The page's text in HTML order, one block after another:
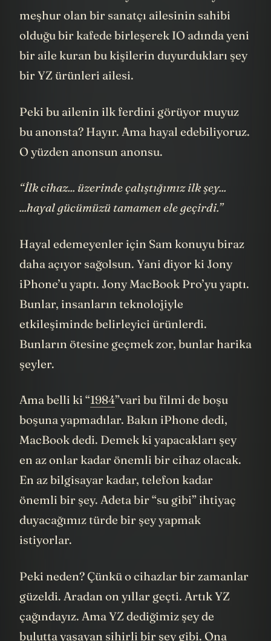
ürünleri ailesi.” Mafya ailesi filmleriyle
meşhur olan bir sanatçı ailesinin sahibi
olduğu bir kafede birleşerek IO adında yeni
bir aile kuran bu kişilerin duyurdukları şey
Peki bu ailenin ilk ferdini görüyor muyuz
bu anonsta? Hayır. Ama hayal edebiliyoruz.
“İlk cihaz... üzerinde çalıştığımız ilk şey...
Hayal edemeyenler için Sam konuyu biraz
daha açıyor sağolsun. Yani diyor ki Jony
iPhone’u yaptı. Jony MacBook Pro’yu yaptı.
Bunlar, insanların teknolojiyle
etkileşiminde belirleyici ürünlerdi.
Bunların ötesine geçmek zor, bunlar harika
Ama belli ki “1984”vari bu filmi de boşu
boşuna yapmadılar. Bakın iPhone dedi,
MacBook dedi. Demek ki yapacakları şey
en az onlar kadar önemli bir cihaz olacak.
En az bilgisayar kadar, telefon kadar
önemli bir şey. Adeta bir “su gibi” ihtiyaç
duyacağımız türde bir şey yapmak
Peki neden? Çünkü o cihazlar bir zamanlar
güzeldi. Aradan on yıllar geçti. Artık YZ
çağındayız. Ama YZ dediğimiz şey de